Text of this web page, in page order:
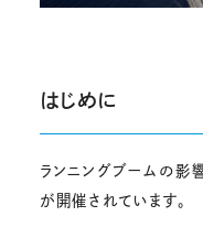
はじめに
ランニングブームの影
が開催されています。